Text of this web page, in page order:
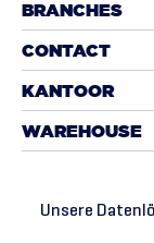
BRANCHES
CONTACT
KANTOOR
WAREHOUSE
Unsere